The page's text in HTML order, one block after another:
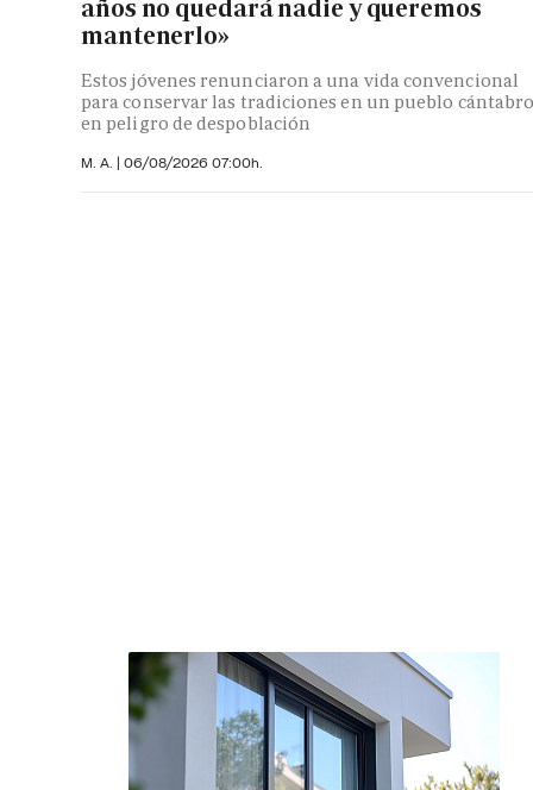
años no quedará nadie y queremos
mantenerlo»
Estos jóvenes renunciaron a una vida convencional
para conservar las tradiciones en un pueblo
en peligro de despoblación
M. A. | 06/08/2026 07:00h.